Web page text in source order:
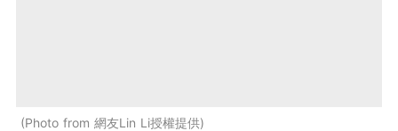
Photo from 網友Lin Li授權提供